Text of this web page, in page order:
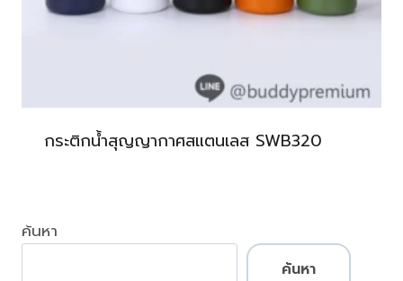
กระติกน้ำสุญญากาศสแตนเลส SWB320
ค้นหา
ค้นหา